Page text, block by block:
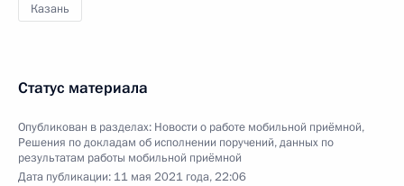
Казань
Статус материала
Опубликован в разделах: Новости о работе мобильной приёмной,
Решения по докладам об исполнении поручений, данных по
результатам работы мобильной приёмной
Дата публикации: 11 мая 2021 года, 22:06